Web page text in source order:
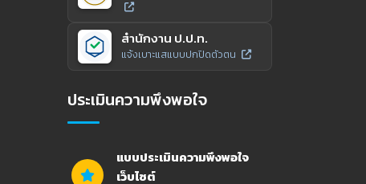
สำนักงาน ป.ป.ท.
แจ้งเบาะแสแบบปกปิดตัวตน
ประเมินความพึงพอใจ
แบบประเมินความพึงพอใจ
เว็บไซต์